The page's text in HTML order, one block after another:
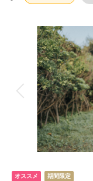
海での撮影
動画の作成
神
持ち込み衣装
豊富な
オススメ 期間限定